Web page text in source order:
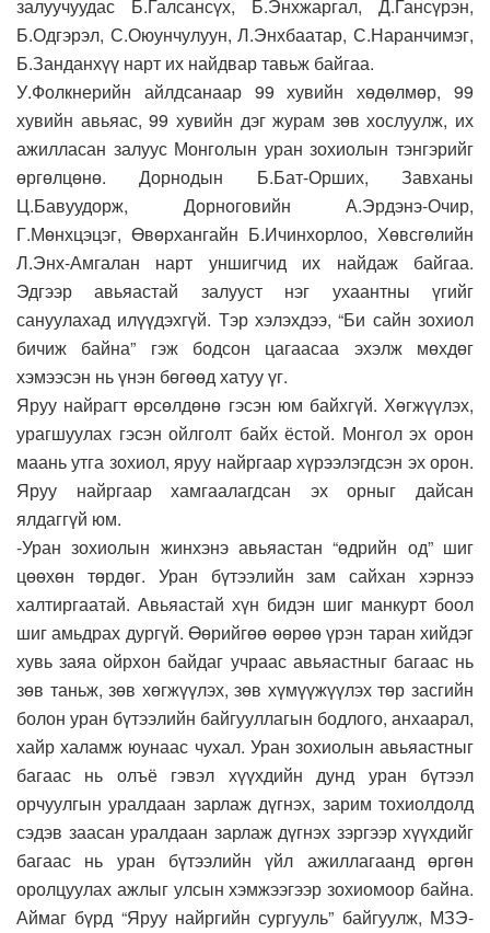
залуучуудас Б.Галсансүх, Б.Энхжаргал, Д.Гансүрэн,
Б.Одгэрэл, С.Оюунчулуун, Л.Энхбаатар, С.Наранчимэг,
Б.Занданхүү нарт их найдвар тавьж байгаа.
У.Фолкнерийн айлдсанаар 99 хувийн хөдөлмөр, 99
хувийн авьяас, 99 хувийн дэг журам зөв хослуулж, их
ажилласан залуус Монголын уран зохиолын тэнгэрийг
өргөлцөнө. Дорнодын Б.Бат-Орших, Завханы
Ц.Бавуудорж, Дорноговийн А.Эрдэнэ-Очир,
Г.Мөнхцэцэг, Өвөрхангайн Б.Ичинхорлоо, Хөвсгөлийн
Л.Энх-Амгалан нарт уншигчид их найдаж байгаа.
Эдгээр авьяастай залууст нэг ухаантны үгийг
сануулахад илүүдэхгүй. Тэр хэлэхдээ, “Би сайн зохиол
бичиж байна” гэж бодсон цагаасаа эхэлж мөхдөг
хэмээсэн нь үнэн бөгөөд хатуу үг.
Яруу найрагт өрсөлдөнө гэсэн юм байхгүй. Хөгжүүлэх,
урагшуулах гэсэн ойлголт байх ёстой. Монгол эх орон
маань утга зохиол, яруу найргаар хүрээлэгдсэн эх орон.
Яруу найргаар хамгаалагдсан эх орныг дайсан
ялдаггүй юм.
-Уран зохиолын жинхэнэ авьяастан “өдрийн од” шиг
цөөхөн төрдөг. Уран бүтээлийн зам сайхан хэрнээ
халтиргаатай. Авьяастай хүн бидэн шиг манкурт боол
шиг амьдрах дургүй. Өөрийгөө өөрөө үрэн таран хийдэг
хувь заяа ойрхон байдаг учраас авьяастныг багаас нь
зөв таньж, зөв хөгжүүлэх, зөв хүмүүжүүлэх төр засгийн
болон уран бүтээлийн байгууллагын бодлого, анхаарал,
хайр халамж юунаас чухал. Уран зохиолын авьяастныг
багаас нь олъё гэвэл хүүхдийн дунд уран бүтээл
орчуулгын уралдаан зарлаж дүгнэх, зарим тохиолдолд
сэдэв заасан уралдаан зарлаж дүгнэх зэргээр хүүхдийг
багаас нь уран бүтээлийн үйл ажиллагаанд өргөн
оролцуулах ажлыг улсын хэмжээгээр зохиомоор байна.
Аймаг бүрд “Яруу найргийн сургууль” байгуулж, МЗЭ-